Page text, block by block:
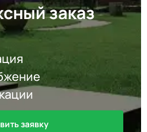
заказ
заявку